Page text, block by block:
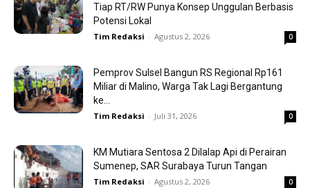
Tiap RT/RW Punya Konsep Unggulan Berbasis
Potensi Lokal
Tim Redaksi - Agustus 2, 2026 0
Pemprov Sulsel Bangun RS Regional Rp161
Miliar di Malino, Warga Tak Lagi Bergantung
ke...
Tim Redaksi - Juli 31, 2026 0
KM Mutiara Sentosa 2 Dilalap Api di Perairan
Sumenep, SAR Surabaya Turun Tangan
Tim Redaksi - Agustus 2, 2026 0